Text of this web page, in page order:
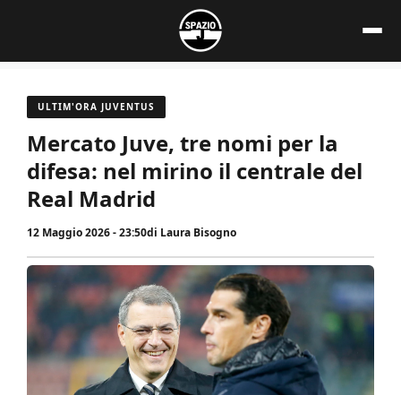
contenuto
ULTIM'ORA JUVENTUS
Mercato Juve, tre nomi per la
difesa: nel mirino il centrale del
Real Madrid
12 Maggio 2026 - 23:50di Laura Bisogno